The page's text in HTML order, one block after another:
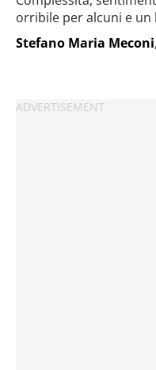
orribile per alcuni e
Stefano Maria Meconi